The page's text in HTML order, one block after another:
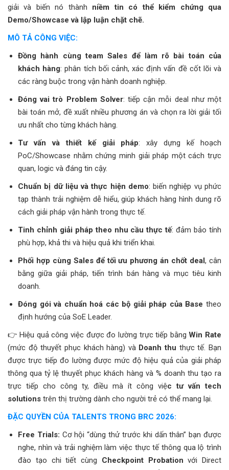
giải và biến nó thành niềm tin có thể kiểm chứng qua
Demo/Showcase và lập luận chặt chẽ.
MÔ TẢ CÔNG VIỆC:
Đồng hành cùng team Sales để làm rõ bài toán của
khách hàng: phân tích bối cảnh, xác định vấn đề cốt lõi và
các ràng buộc trong vận hành doanh nghiệp.
Đóng vai trò Problem Solver: tiếp cận mỗi deal như một
bài toán mở, đề xuất nhiều phương án và chọn ra lời giải tối
ưu nhất cho từng khách hàng.
Tư vấn và thiết kế giải pháp: xây dựng kế hoạch
PoC/Showcase nhằm chứng minh giải pháp một cách trực
quan, logic và đáng tin cậy.
Chuẩn bị dữ liệu và thực hiện demo: biến nghiệp vụ phức
tạp thành trải nghiệm dễ hiểu, giúp khách hàng hình dung rõ
cách giải pháp vận hành trong thực tế.
Tinh chỉnh giải pháp theo nhu cầu thực tế: đảm bảo tính
phù hợp, khả thi và hiệu quả khi triển khai.
Phối hợp cùng Sales để tối ưu phương án chốt deal, cân
bằng giữa giải pháp, tiến trình bán hàng và mục tiêu kinh
doanh.
Đóng gói và chuẩn hoá các bộ giải pháp của Base theo
định hướng của SoE Leader.
👉 Hiệu quả công việc được đo lường trực tiếp bằngWin Rate
(mức độ thuyết phục khách hàng) và Doanh thu thực tế. Bạn
được trực tiếp đo lường được mức độ hiệu quả của giải pháp
thông qua tỷ lệ thuyết phục khách hàng và % doanh thu tạo ra
trực tiếp cho công ty, điều mà ít công việc tư vấn tech
solutions trên thị trường dành cho người trẻ có thể mang lại.
ĐẶC QUYỀN CỦA TALENTS TRONG BRC 2026:
Free Trials: Cơ hội “dùng thử trước khi dấn thân” bạn được
nghe, nhìn và trải nghiệm làm việc thực tế thông qua lộ trình
đào tạo chi tiết cùng Checkpoint Probation với Direct